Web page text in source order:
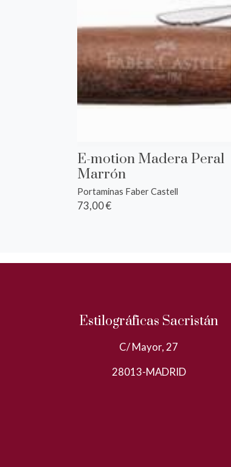
E-motion Madera Peral
Marrón
Portaminas Faber Castell
73,00 €
Estilográficas Sacristán
C/ Mayor, 27
28013-MADRID